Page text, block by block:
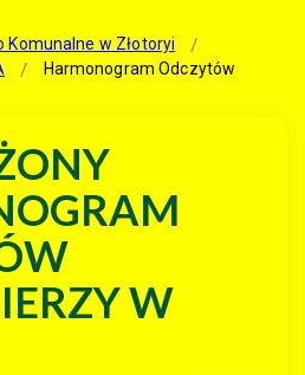
w Złotoryi
Harmonogram Odczytów
W